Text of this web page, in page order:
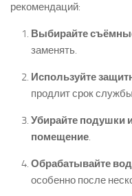
рекомендаций:
Выбирайте
заменять.
Используйте
продлит срок
Убирайте подушки
помещение.
Обрабатывайте
особенно после